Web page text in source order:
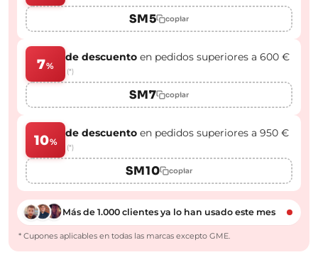
SM5 copiar
7%
de descuento en pedidos superiores a 600 €
(*)
SM7 copiar
10%
de descuento en pedidos superiores a 950 €
(*)
SM10 copiar
Más de 1.000 clientes ya lo han usado este mes
* Cupones aplicables en todas las marcas excepto GME.